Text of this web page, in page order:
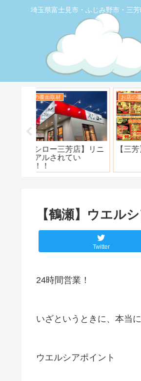
埼玉県富士見市・ふじみ野市・三
お店の覆面取材
【トナリエふじみ野】ワ
ンダーステーキ🥩😋
【鶴瀬】ウエル
Twitter
24時間営業！
いざというときに、本当に
ウエルシアポイント